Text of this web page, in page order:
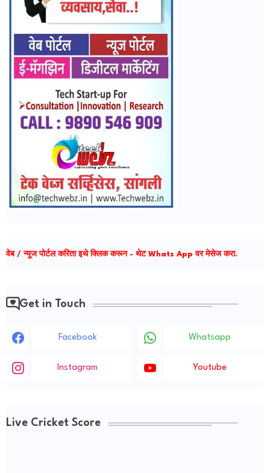
वेब / न्यूज पोर्टल करिता इथे क्लिक करून - थेट Whats App वर मेसेज करा.
Get in Touch
Facebook Whatsapp
Instagram Youtube
Live Cricket Score